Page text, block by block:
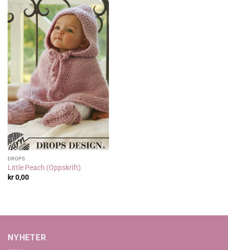
DROPS
Little Peach (Oppskrift)
kr0,00
NYHETER